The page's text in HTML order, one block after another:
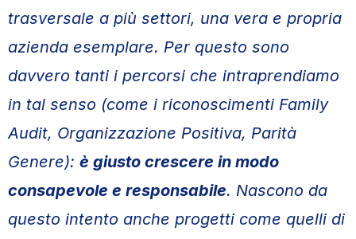
trasversale a più settori, una vera e propria
azienda esemplare. Per questo sono
davvero tanti i percorsi che intraprendiamo
in tal senso (come i riconoscimenti Family
Audit, Organizzazione Positiva, Parità
Genere): è giusto crescere in modo
consapevole e responsabile. Nascono da
questo intento anche progetti come quelli di